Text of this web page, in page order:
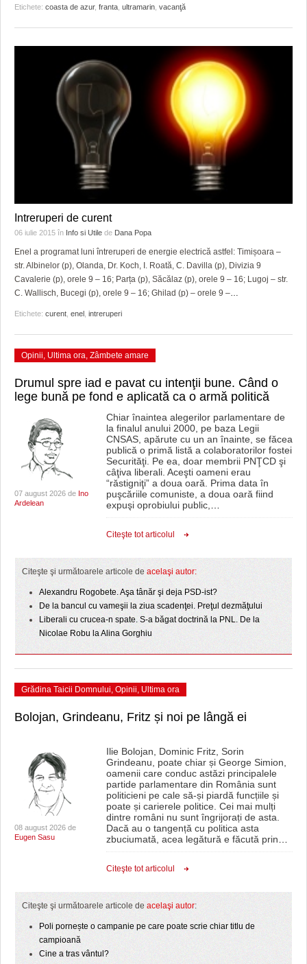
Etichete: coasta de azur, franta ultramarin vacanţă
Intreruperi de curent
06 iulie 2015 în Info si Utile de Dana Popa
Enel a programat luni întreruperi de energie electrică astfel: Timișoara –
str. Albinelor (p), Olanda, Dr. Koch, I. Roată, C. Davilla (p), Divizia 9
Cavalerie (p), orele 9 – 16; Parța (p), Săcălaz (p), orele 9 – 16; Lugoj – str.
C. Wallisch, Bucegi (p), orele 9 – 16; Ghilad (p) – orele 9 –…
Etichete: curent enel intreruperi
Opinii, Ultima ora, Zâmbete amare
Drumul spre iad e pavat cu intenţii bune. Când o
lege bună pe fond e aplicată ca o armă politică
07 august 2026 de Ino
Ardelean
Chiar înaintea alegerilor parlamentare de
la finalul anului 2000, pe baza Legii
CNSAS, apărute cu un an înainte, se făcea
publică o primă listă a colaboratorilor fostei
Securităţi. Pe ea, doar membrii PNŢCD şi
câţiva liberali. Aceşti oameni erau
“răstigniţi” a doua oară. Prima data în
puşcăriile comuniste, a doua oară fiind
expuşi oprobiului public,
Citeşte tot articolul
Citeşte şi următoarele articole de acelaşi autor:
Alexandru Rogobete. Aşa tânăr şi deja PSD-ist?
De la bancul cu vameşii la ziua scadenţei. Preţul dezmăţului
Liberali cu crucea-n spate. S-a băgat doctrină la PNL. De la
Nicolae Robu la Alina Gorghiu
Grădina Taicii Domnului, Opinii, Ultima ora
Bolojan, Grindeanu, Fritz și noi pe lângă ei
08 august 2026 de
Eugen Sasu
Ilie Bolojan, Dominic Fritz, Sorin
Grindeanu, poate chiar și George Simion,
oamenii care conduc astăzi principalele
partide parlamentare din România sunt
politicieni pe cale să-și piardă funcțiile și
poate și carierele politice. Cei mai mulți
dintre români nu sunt îngrijorați de asta.
Dacă au o tangență cu politica asta
zbuciumată, acea legătură e făcută prin
Citeşte tot articolul
Citeşte şi următoarele articole de acelaşi autor:
Poli pornește o campanie pe care poate scrie chiar titlu de
campioană
Cine a tras vântul?